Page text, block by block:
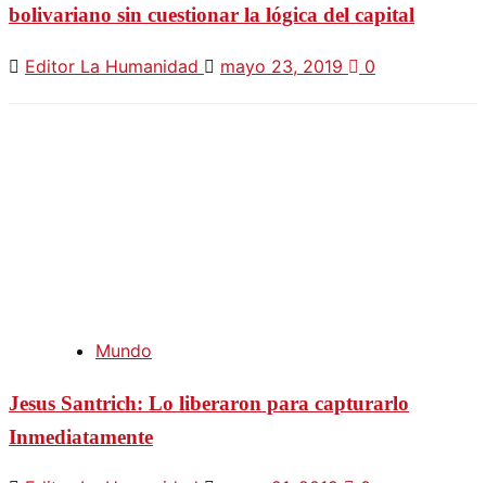
bolivariano sin cuestionar la lógica del capital
Editor La Humanidad mayo 23, 2019 0
Mundo
Jesus Santrich: Lo liberaron para capturarlo
Inmediatamente